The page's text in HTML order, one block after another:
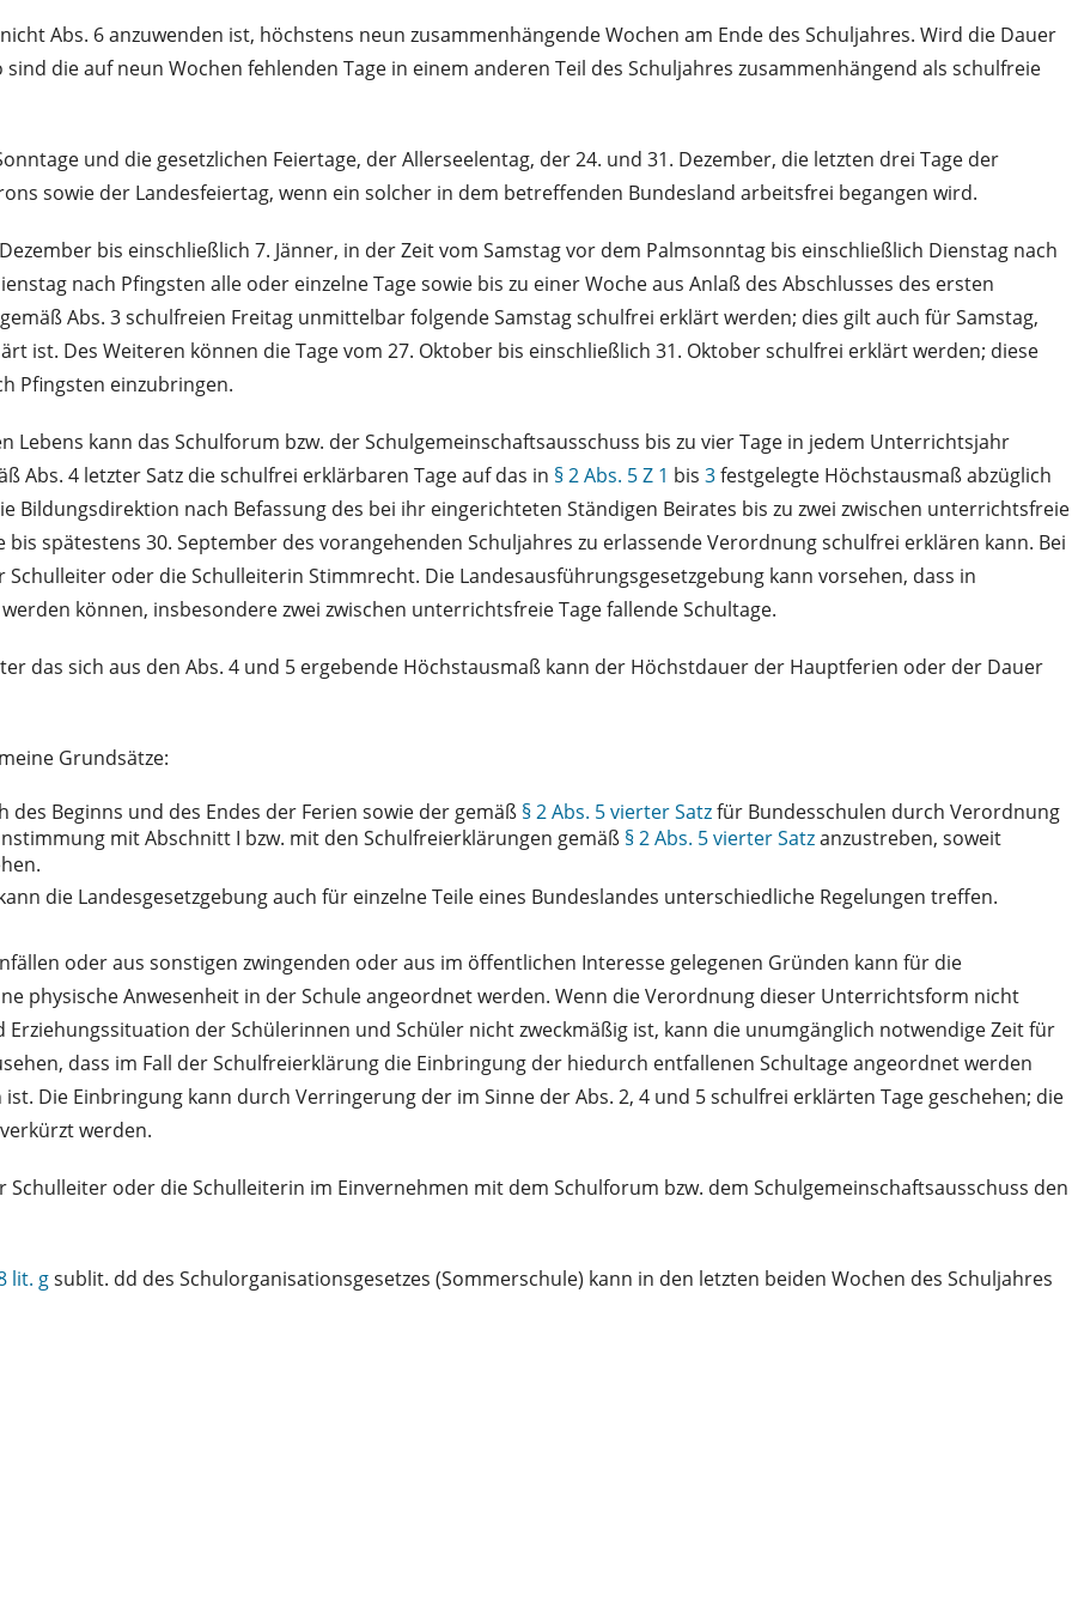
Abs. 6 anzuwenden ist, höchstens neun zusammenhängende Wochen am Ende des Schuljahres. Wird die Dauer
die auf neun Wochen fehlenden Tage in einem anderen Teil des Schuljahres zusammenhängend als schulfreie
und die gesetzlichen Feiertage, der Allerseelentag, der 24. und 31. Dezember, die letzten drei Tage der
sowie der Landesfeiertag, wenn ein solcher in dem betreffenden Bundesland arbeitsfrei begangen wird.
bis einschließlich 7. Jänner, in der Zeit vom Samstag vor dem Palmsonntag bis einschließlich Dienstag nach
nach Pfingsten alle oder einzelne Tage sowie bis zu einer Woche aus Anlaß des Abschlusses des ersten
Abs. 3 schulfreien Freitag unmittelbar folgende Samstag schulfrei erklärt werden; dies gilt auch für Samstag,
ist. Des Weiteren können die Tage vom 27. Oktober bis einschließlich 31. Oktober schulfrei erklärt werden; diese
Pfingsten einzubringen.
kann das Schulforum bzw. der Schulgemeinschaftsausschuss bis zu vier Tage in jedem Unterrichtsjahr
Abs. 4 letzter Satz die schulfrei erklärbaren Tage auf das in § 2 Abs. 5 Z 1 bis 3festgelegte Höchstausmaß abzüglich
Bildungsdirektion nach Befassung des bei ihr eingerichteten Ständigen Beirates bis zu zwei zwischen unterrichtsfreie
spätestens 30. September des vorangehenden Schuljahres zu erlassende Verordnung schulfrei erklären kann. Bei
oder die Schulleiterin Stimmrecht. Die Landesausführungsgesetzgebung kann vorsehen, dass in
können, insbesondere zwei zwischen unterrichtsfreie Tage fallende Schultage.
das sich aus den Abs. 4 und 5 ergebende Höchstausmaß kann der Höchstdauer der Hauptferien oder der Dauer
Grundsätze:
Beginns und des Endes der Ferien sowie der gemäß § 2 Abs. 5 vierter Satzfür Bundesschulen durch Verordnung
mit Abschnitt I bzw. mit den Schulfreierklärungen gemäß § 2 Abs. 5 vierter Satzanzustreben, soweit
die Landesgesetzgebung auch für einzelne Teile eines Bundeslandes unterschiedliche Regelungen treffen.
oder aus sonstigen zwingenden oder aus im öffentlichen Interesse gelegenen Gründen kann für die
physische Anwesenheit in der Schule angeordnet werden. Wenn die Verordnung dieser Unterrichtsform nicht
der Schülerinnen und Schüler nicht zweckmäßig ist, kann die unumgänglich notwendige Zeit für
dass im Fall der Schulfreierklärung die Einbringung der hiedurch entfallenen Schultage angeordnet werden
Die Einbringung kann durch Verringerung der im Sinne der Abs. 2, 4 und 5 schulfrei erklärten Tage geschehen; die
werden.
oder die Schulleiterin im Einvernehmen mit dem Schulforum bzw. dem Schulgemeinschaftsausschuss den
lit. gsublit. dd des Schulorganisationsgesetzes (Sommerschule) kann in den letzten beiden Wochen des Schuljahres